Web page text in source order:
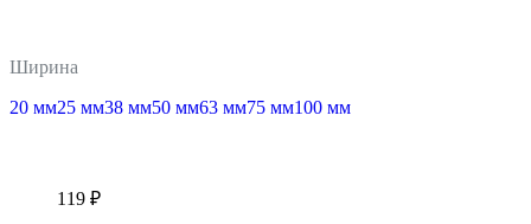
Ширина
20 мм25 мм38 мм50 мм63 мм75 мм100 мм
119 ₽